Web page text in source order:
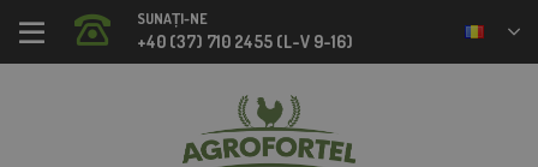
SUNAȚI-NE
+40 (37) 710 2455 (L-V 9-16)